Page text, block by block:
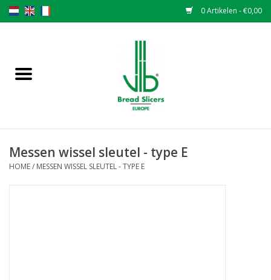
0 Artikelen - €0,00
Originele VLB messen
Messen wissel sleutel - type E
HOME/ MESSEN WISSEL SLEUTEL - TYPE E